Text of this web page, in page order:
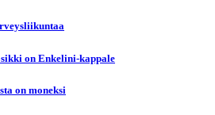
on Enkelini-kappale
on moneksi